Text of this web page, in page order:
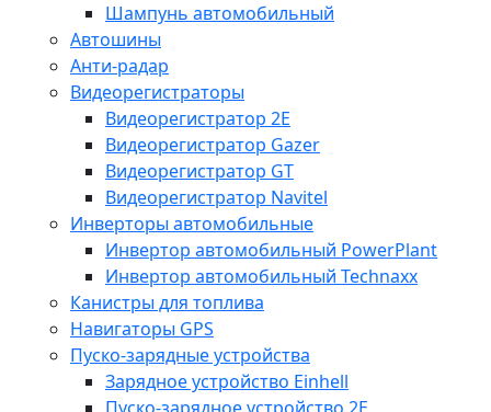
Шампунь автомобильный
Автошины
Анти-радар
Видеорегистраторы
Видеорегистратор 2E
Видеорегистратор Gazer
Видеорегистратор GT
Видеорегистратор Navitel
Инверторы автомобильные
Инвертор автомобильный PowerPlant
Инвертор автомобильный Technaxx
Канистры для топлива
Навигаторы GPS
Пуско-зарядные устройства
Зарядное устройство Einhell